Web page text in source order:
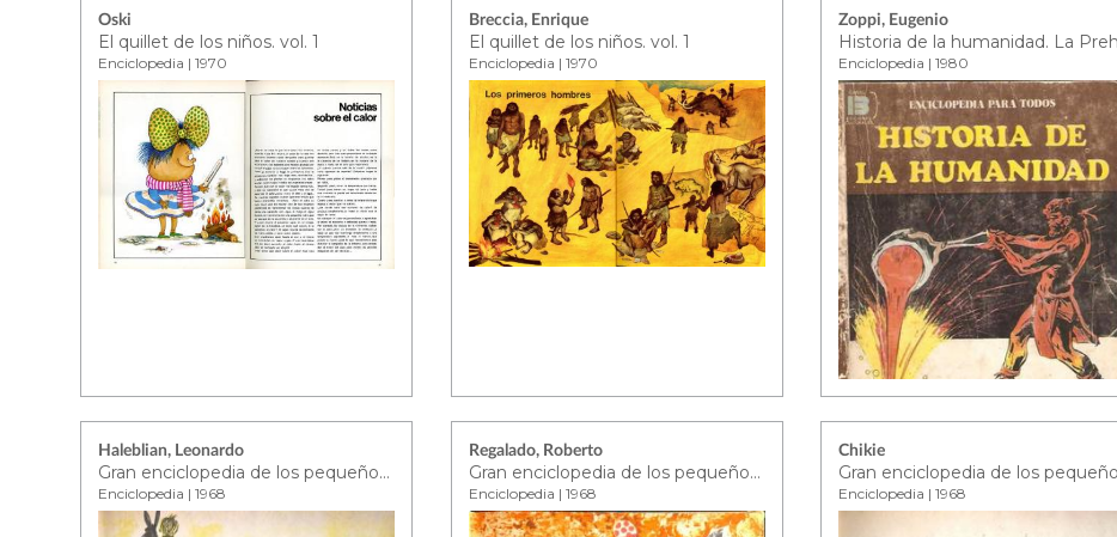
Oski
El quillet de los niños. vol. 1
Enciclopedia | 1970
Breccia, Enrique
El quillet de los niños. vol. 1
Enciclopedia | 1970
Zoppi, Eugenio
Enciclopedia | 1980
Haleblian, Leonardo
Gran enciclopedia de los pequeños - tomo 4
Enciclopedia | 1968
Regalado, Roberto
Gran enciclopedia de los pequeños - tomo 4
Enciclopedia | 1968
Chikie
Enciclopedia | 1968